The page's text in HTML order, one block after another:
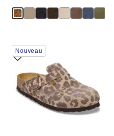
Cliquer
sur
les
échantillons
couleurs
modifiera
Nouveau